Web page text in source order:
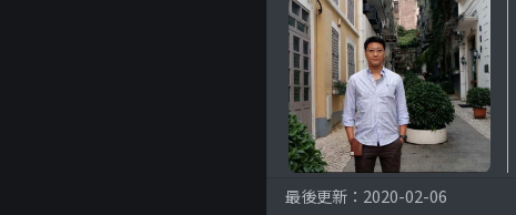
最後更新：2020-02-06